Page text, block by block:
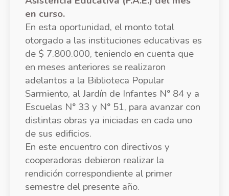
en curso.
En esta oportunidad, el monto total
otorgado a las instituciones educativas es
de $ 7.800.000, teniendo en cuenta que
en meses anteriores se realizaron
adelantos a la Biblioteca Popular
Sarmiento, al Jardín de Infantes N° 84 y a
Escuelas N° 33 y N° 51, para avanzar con
distintas obras ya iniciadas en cada uno
de sus edificios.
En este encuentro con directivos y
cooperadoras debieron realizar la
rendición correspondiente al primer
semestre del presente año.